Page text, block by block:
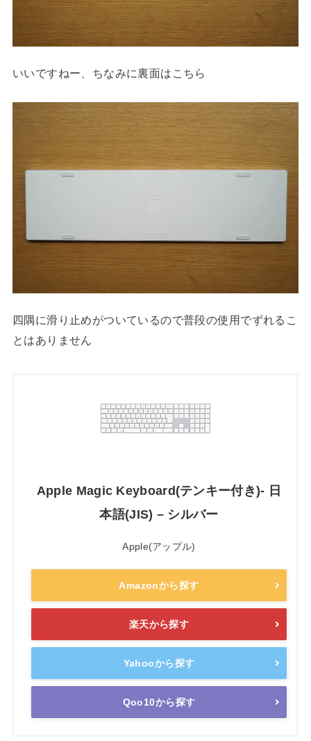
いいですねー、ちなみに裏面はこちら
四隅に滑り止めがついているので普段の使用でずれるこ
とはありません
Apple Magic Keyboard(テンキー付き)- 日
本語(JIS) – シルバー
Apple(アップル)
Amazonから探す
楽天から探す
Yahooから探す
Qoo10から探す